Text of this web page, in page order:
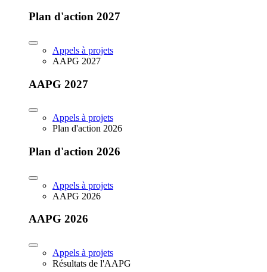
Plan d'action 2027
Appels à projets
AAPG 2027
AAPG 2027
Appels à projets
Plan d'action 2026
Plan d'action 2026
Appels à projets
AAPG 2026
AAPG 2026
Appels à projets
Résultats de l'AAPG